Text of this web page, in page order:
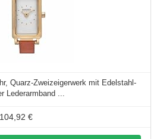
Quarz-Zweizeigerwerk mit Edelstahl-
Lederarmband ...
104,92 €